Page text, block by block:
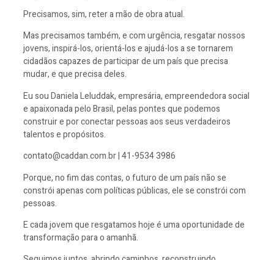
Precisamos, sim, reter a mão de obra atual.
Mas precisamos também, e com urgência, resgatar nossos
jovens, inspirá-los, orientá-los e ajudá-los a se tornarem
cidadãos capazes de participar de um país que precisa
mudar, e que precisa deles.
Eu sou Daniela Leluddak, empresária, empreendedora social
e apaixonada pelo Brasil, pelas pontes que podemos
construir e por conectar pessoas aos seus verdadeiros
talentos e propósitos.
contato@caddan.com.br | 41-9534 3986
Porque, no fim das contas, o futuro de um país não se
constrói apenas com políticas públicas, ele se constrói com
pessoas.
E cada jovem que resgatamos hoje é uma oportunidade de
transformação para o amanhã.